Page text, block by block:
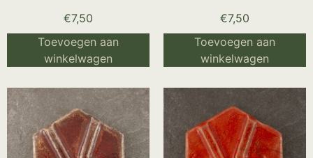
€7,50
Toevoegen aan
winkelwagen
€7,50
Toevoegen aan
winkelwagen